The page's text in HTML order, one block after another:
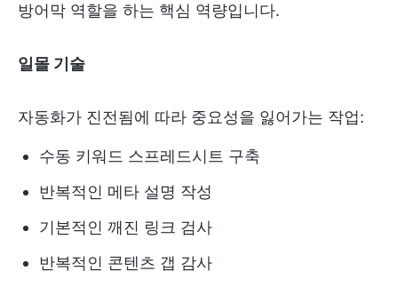
방어막 역할을 하는 핵심 역량입니다.
일몰 기술
자동화가 진전됨에 따라 중요성을 잃어가는 작업:
수동 키워드 스프레드시트 구축
반복적인 메타 설명 작성
기본적인 깨진 링크 검사
반복적인 콘텐츠 갭 감사